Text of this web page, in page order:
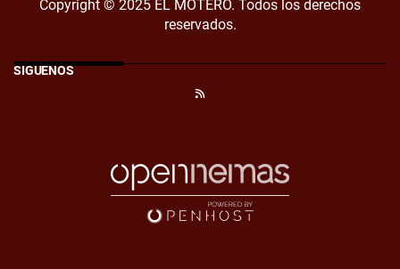
Copyright © 2025 EL MOTERO. Todos los derechos
reservados.
SÍGUENOS